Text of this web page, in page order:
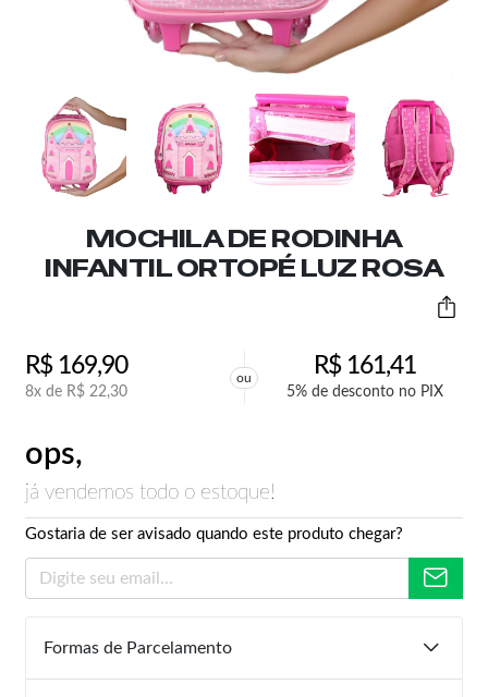
MOCHILA DE RODINHA
INFANTIL ORTOPÉ LUZ ROSA
R$169,90
8x de R$ 22,30
ou R$161,41
5% de desconto no PIX
ops,
já vendemos todo o estoque!
Gostaria de ser avisado quando este produto chegar?
Formas de Parcelamento